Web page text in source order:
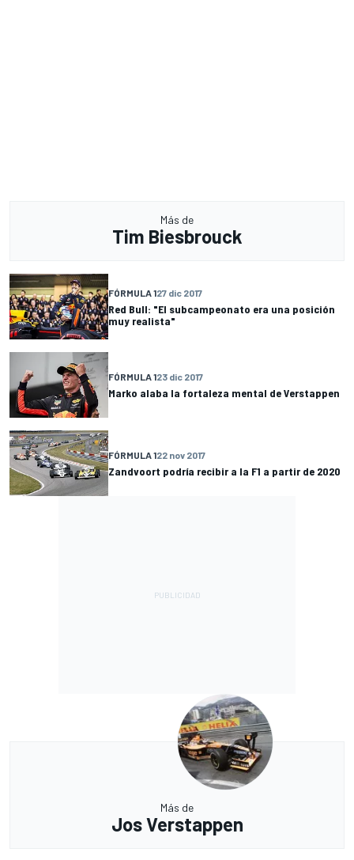
Más de
Tim Biesbrouck
FÓRMULA 127 dic 2017
Red Bull: "El subcampeonato era una posición
muy realista"
FÓRMULA 123 dic 2017
Marko alaba la fortaleza mental de Verstappen
FÓRMULA 122 nov 2017
Zandvoort podría recibir a la F1 a partir de 2020
Más de
Jos Verstappen